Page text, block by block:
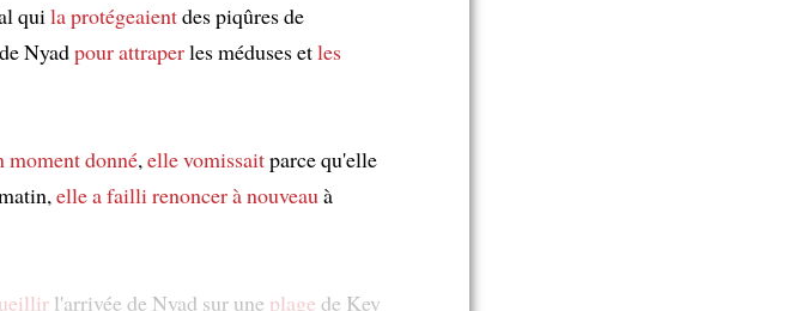
quila protégeaientdes piqûres de
Nyadpour attraperles méduses etles
moment donné,elle vomissaitparce qu'elle
elle a failli renoncerà nouveauà
l'arrivée de Nyad sur une plage de Key